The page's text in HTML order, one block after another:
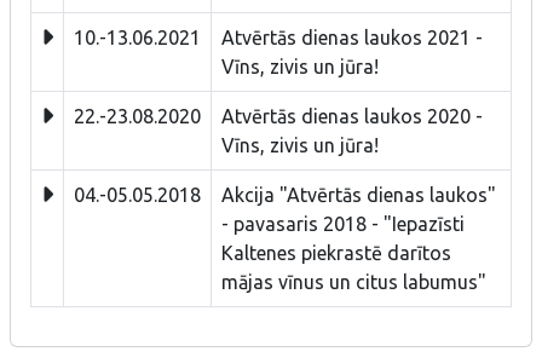
10.-13.06.2021
Atvērtās dienas laukos 2021 -
Vīns, zivis un jūra!
22.-23.08.2020
Atvērtās dienas laukos 2020 -
Vīns, zivis un jūra!
04.-05.05.2018
Akcija "Atvērtās dienas laukos"
- pavasaris 2018 - "Iepazīsti
Kaltenes piekrastē darītos
mājas vīnus un citus labumus"